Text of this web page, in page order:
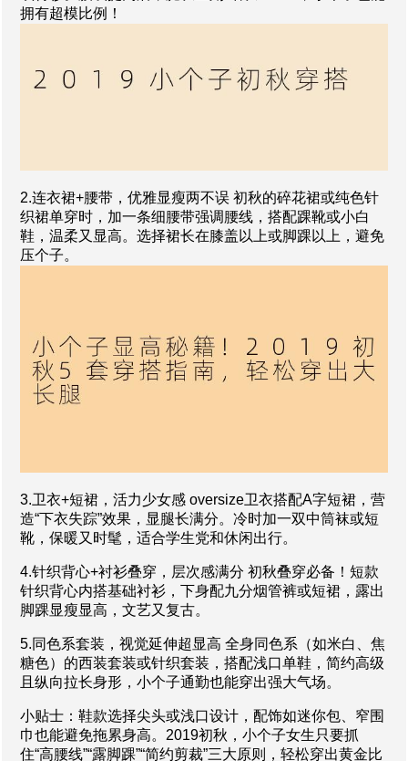
拥有超模比例！
2.连衣裙+腰带，优雅显瘦两不误 初秋的碎花裙或纯色针
织裙单穿时，加一条细腰带强调腰线，搭配踝靴或小白
鞋，温柔又显高。选择裙长在膝盖以上或脚踝以上，避免
压个子。
3.卫衣+短裙，活力少女感 oversize卫衣搭配A字短裙，营
造“下衣失踪”效果，显腿长满分。冷时加一双中筒袜或短
靴，保暖又时髦，适合学生党和休闲出行。
4.针织背心+衬衫叠穿，层次感满分 初秋叠穿必备！短款
针织背心内搭基础衬衫，下身配九分烟管裤或短裙，露出
脚踝显瘦显高，文艺又复古。
5.同色系套装，视觉延伸超显高 全身同色系（如米白、焦
糖色）的西装套装或针织套装，搭配浅口单鞋，简约高级
且纵向拉长身形，小个子通勤也能穿出强大气场。
小贴士：鞋款选择尖头或浅口设计，配饰如迷你包、窄围
巾也能避免拖累身高。2019初秋，小个子女生只要抓
住“高腰线”“露脚踝”“简约剪裁”三大原则，轻松穿出黄金比